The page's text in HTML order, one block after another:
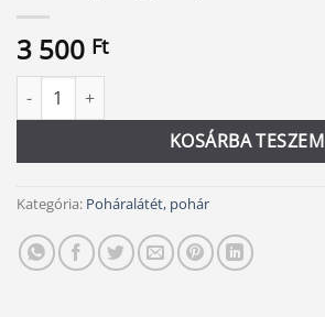
3 500 Ft
Boldog vagyok pohár mennyiség
KOSÁRBA TESZEM
Alternative:
Kategória: Poháralátét, pohár